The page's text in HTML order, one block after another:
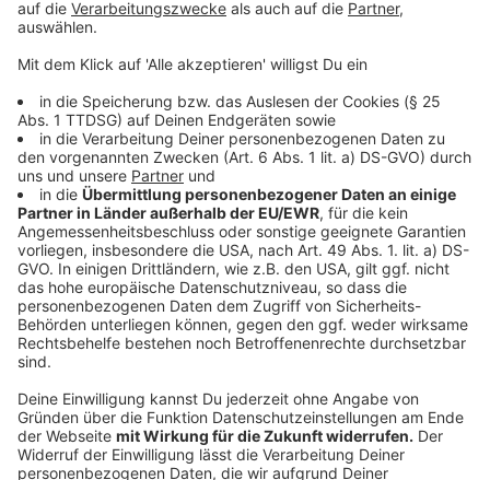
Protest gegen private Sicherheitsdienste auf der Kö
Kö: Polizei kontrolliert Autoposer
Kö im Wandel: Neue Projekte verändern Düsseldorfs
Promenade
Anzeige
Folge uns für mehr News & Updates:
Anzeige
Livestream|Instagram |Facebook|WhatsApp-Kanal
Anzeige